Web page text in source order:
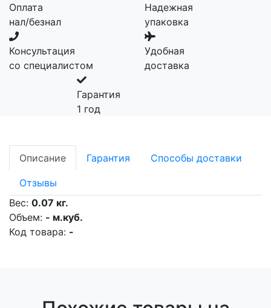
Оплата
нал/безнал
Надежная
упаковка
Консультация
со специалистом
Удобная
доставка
Гарантия
1 год
Описание Гарантия Способы доставки
Отзывы
Вес: 0.07 кг.
Объем: - м.куб.
Код товара: -